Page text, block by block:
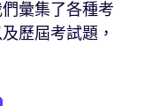
彙集了各種考
歷屆考試題，